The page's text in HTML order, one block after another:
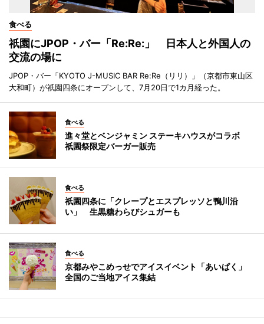
食べる
祇園にJPOP・バー「Re:Re:」 日本人と外国人の
交流の場に
JPOP・バー「KYOTO J-MUSIC BAR Re:Re（リリ）」（京都市東山区
大和町）が祇園四条にオープンして、7月20日で1カ月経った。
食べる
進々堂とベンジャミン ステーキハウスがコラボ
祇園祭限定バーガー販売
食べる
祇園四条に「クレープとエスプレッソと鴨川沿
い」 生黒糖わらびシュガーも
食べる
京都みやこめっせでアイスイベント「あいぱく」
全国のご当地アイス集結